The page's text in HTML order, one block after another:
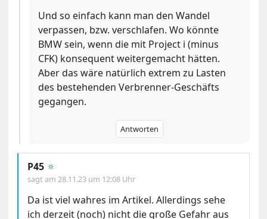
Und so einfach kann man den Wandel
verpassen, bzw. verschlafen. Wo könnte
BMW sein, wenn die mit Project i (minus
CFK) konsequent weitergemacht hätten.
Aber das wäre natürlich extrem zu Lasten
des bestehenden Verbrenner-Geschäfts
gegangen.
Antworten
P45 🔅
sagt am28.11.23 um 12:08 Uhr
Da ist viel wahres im Artikel. Allerdings sehe
ich derzeit (noch) nicht die große Gefahr aus